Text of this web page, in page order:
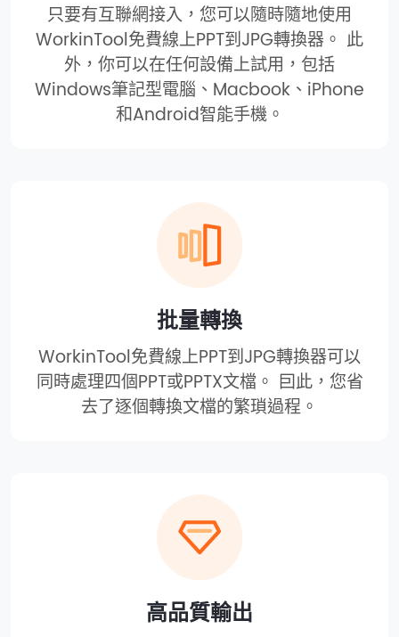
只要有互聯網接入，您可以隨時隨地使用
WorkinTool免費線上PPT到JPG轉換器。 此
外，你可以在任何設備上試用，包括
Windows筆記型電腦、Macbook、iPhone
和Android智能手機。
批量轉換
WorkinTool免費線上PPT到JPG轉換器可以
同時處理四個PPT或PPTX文檔。 囙此，您省
去了逐個轉換文檔的繁瑣過程。
高品質輸出